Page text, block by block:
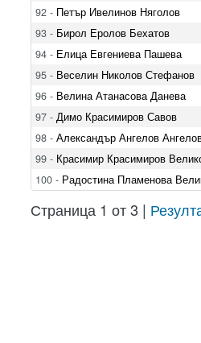
92 - Петър Ивелинов Няголов
93 - Бирол Еролов Бехатов
94 - Елица Евгениева Пашева
95 - Веселин Николов Стефанов
96 - Велина Атанасова Данева
97 - Димо Красимиров Савов
98 - Александър Ангелов
99 - Красимир Красимиров
100 - Радостина Пламенова
Страница 1 от 3 |